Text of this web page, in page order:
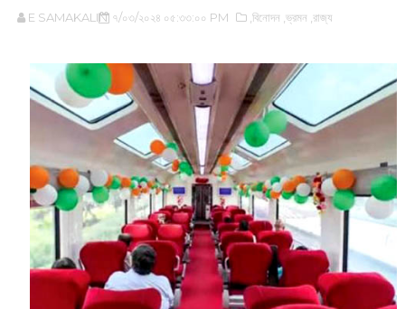
E SAMAKALIN ৭/০৩/২০২৪ ০৫:৩৩:০০ PM ,বিনোদন ,ভ্রমন ,রাজ্য